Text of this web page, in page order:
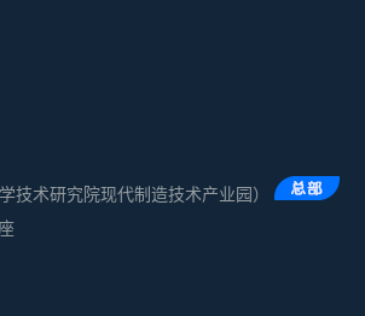
术研究院现代制造技术产业园）